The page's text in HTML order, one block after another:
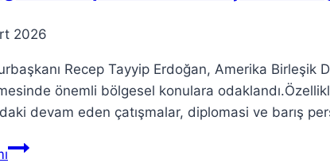
2026
Recep Tayyip Erdoğan, Amerika
önemli bölgesel konulara
devam eden çatışmalar, diplomasi ve barış
Erdoğan